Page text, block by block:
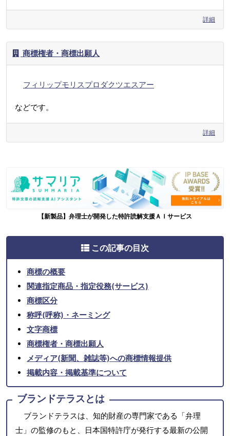
詳細
商標権者・商標出願人
フィリップモリスプロダクツエスアー
などです。
詳細
【新製品】弁理士が開発した特許読解支援ＡＩサービス
この記事の目次
商標の概要
関連指定商品・指定役務(サービス)
商標区分
称呼(呼称)・ネーミング
文字商標
商標権者・商標出願人
メディア(新聞、雑誌等)への商標情報提供
掲載内容・掲載基準について
ブランドテラスとは
ブランドテラスは、知的財産の専門家である「弁理
士」の監修のもと、日本国特許庁が発行する最新の公開